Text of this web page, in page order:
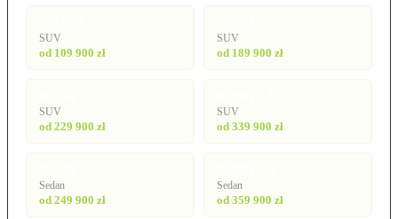
SUV
od 109 900 zł
SUV
od 189 900 zł
SUV
od 229 900 zł
SUV
od 339 900 zł
Sedan
od 249 900 zł
Sedan
od 359 900 zł